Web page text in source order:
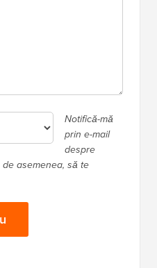
Notifică-mă
prin e-mail
despre
asemenea, să te